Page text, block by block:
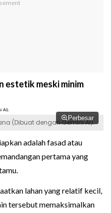
estetik meski minim
Perbesar
(Dibuat dengan Gemini AI).
adalah fasad atau
pertama yang
lahan yang relatif kecil,
tersebut memaksimalkan